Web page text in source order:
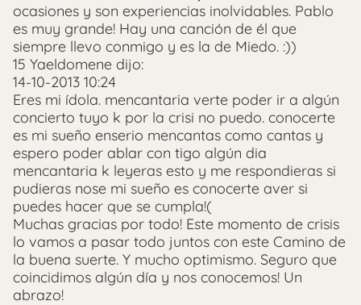
ocasiones y son experiencias inolvidables. Pablo
es muy grande! Hay una canción de él que
siempre llevo conmigo y es la de Miedo. :))
15 Yaeldomene dijo:
14-10-2013 10:24
Eres mi ídola. mencantaria verte poder ir a algún
concierto tuyo k por la crisi no puedo. conocerte
es mi sueño enserio mencantas como cantas y
espero poder ablar con tigo algún dia
mencantaria k leyeras esto y me respondieras si
pudieras nose mi sueño es conocerte aver si
puedes hacer que se cumpla!(
Muchas gracias por todo! Este momento de crisis
lo vamos a pasar todo juntos con este Camino de
la buena suerte. Y mucho optimismo. Seguro que
coincidimos algún día y nos conocemos! Un
abrazo!